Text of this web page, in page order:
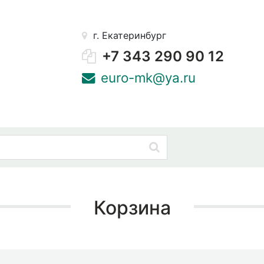
г. Екатеринбург
+7 343 290 90 12
euro-mk@ya.ru
Корзина